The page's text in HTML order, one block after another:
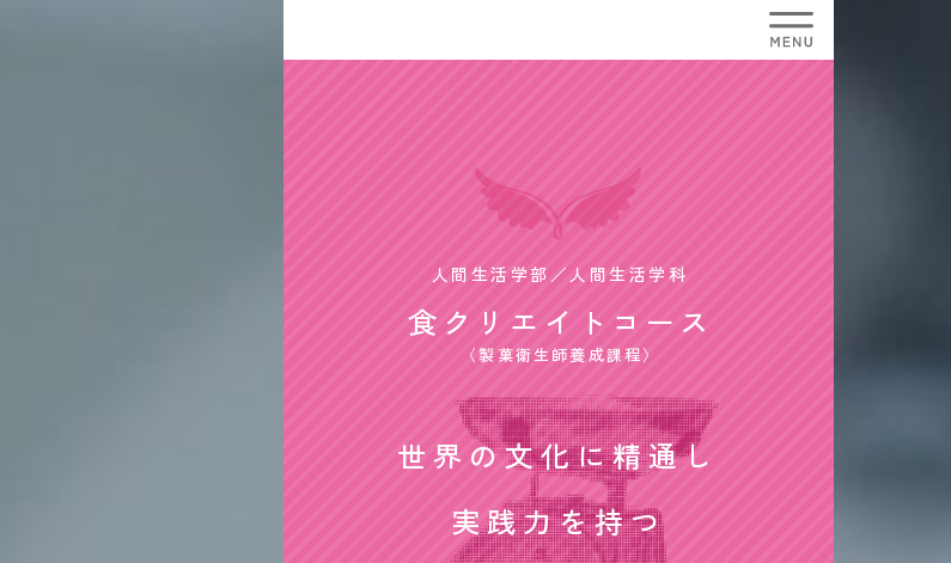
人間生活学部／人間生活学科
食クリエイトコース
〈製菓衛生師養成課程〉
世界の文化に精通し
実践力を持つ